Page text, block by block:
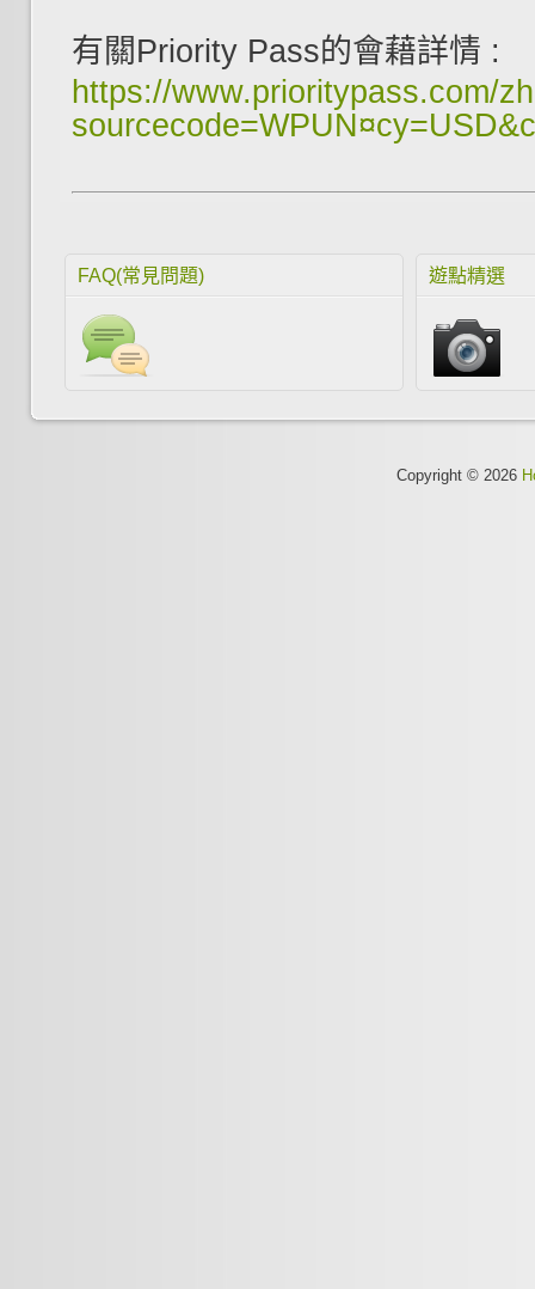
有關Priority Pass的會藉詳情 :
https://www.prioritypass.com/
FAQ(常見問題) 遊點精選
Copyright © 2026